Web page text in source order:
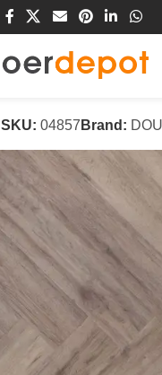
/PVC Vloeren
SKU: 04857 Brand: